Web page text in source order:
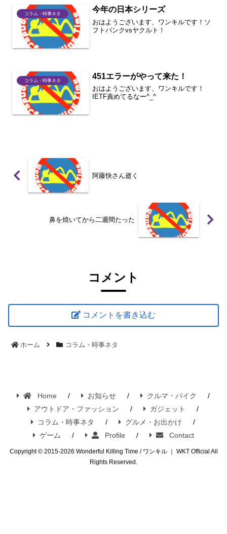
れでプライム会員に...
コラム・時事ネタ 今年の日本シリーズ
おはようございます、ワンキルです！ソ
フトバンクvsヤクルト！
コラム・時事ネタ 451エラーがやって来た！
おはようございます、ワンキルです！
IETF責めてるなー^_^
阿藤快さん逝く
鼻を焼いてから二週間たった
コメント
コメントを書き込む
ホーム コラム・時事ネタ
Home お知らせ
クルマ・バイク
アウトドア・ファッション
ガジェット
コラム・時事ネタ
グルメ・お出かけ
ゲーム
Profile Contact
Copyright © 2015-2026 Wonderful Killing Time / ワンキル ｜ WKT Official All
Rights Reserved.